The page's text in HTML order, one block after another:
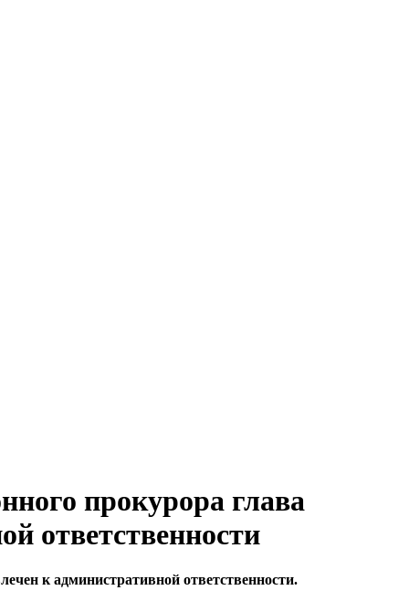
прокурора глава
ответственности
к административной ответственности.